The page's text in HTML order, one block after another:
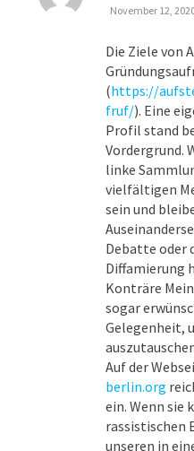
November 12,
Die Ziele von
(https://
fruf/). Eine
Profil stand
Vordergrund.
linke
vielfältigen
sein und
Debatte oder
Diffamierung
Konträre
sogar
Gelegenheit,
Auf der
berlin.org
ein. Wenn sie
rassistischen
unseren in